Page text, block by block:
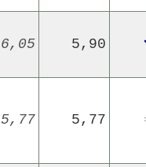
6,05 5,90
5,77 5,77